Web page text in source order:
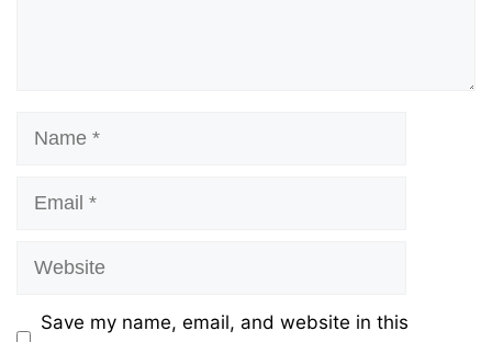
Name
Email
Website
Save my name, email, and website in this